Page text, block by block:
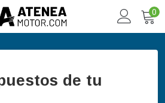
0
de tu